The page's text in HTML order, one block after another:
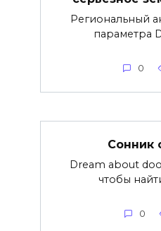
Региональный
параметра
0
Сонник
Dream about
чтобы
0